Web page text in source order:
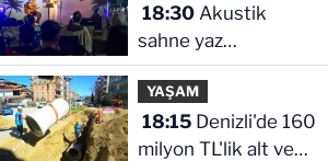
18:30
sahne yaz
akşamlarına ritim
katıyor
YAŞAM
18:15
milyon TL'lik alt ve